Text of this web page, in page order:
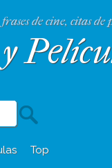
de cine, citas de
Top